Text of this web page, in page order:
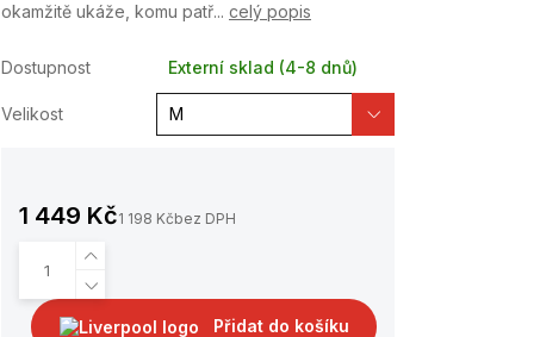
okamžitě ukáže, komu patř... celý popis
Dostupnost Externí sklad (4-8 dnů)
Velikost
1 449 Kč1 198 Kčbez DPH
Přidat do košíku